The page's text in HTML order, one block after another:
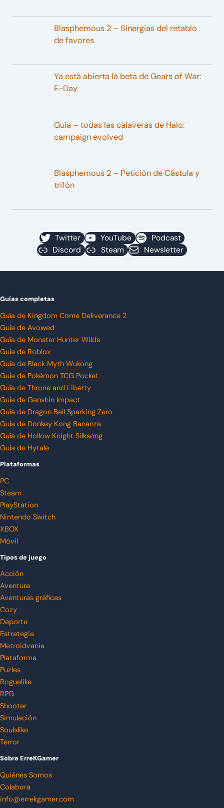
Blasphemous 2 – Sinergias del retablo
de favores
Ya está abierta la beta de Gears of War:
E-Day
Guía – todas las calaveras de Halo:
campaign evolved
Blasphemous 2 – Petición de Cástula y
trifón
Twitter YouTube
Podcast
Discord
Steam Newsletter
Guías completas
Guía de Kingdom Come Deliverance 2
Guía de Avowed
Guía de Monster Hunter Wilds
Guía de Roblox
Guía de Black Myth Wukong
Guía de Pokémon TCG Pocket
Guía de Throne and Liberty
Guía de Genshin Impact
Guía de Dragon Ball Sparking Zero
Guía de Donkey Kong Bananza
Guía de Hollow Knight Silksong
Guía de Hytale
Plataformas
PC
Steam
PlayStation
Nintendo Switch
XBOX
Móvil
Tipos de juego
Acción
Aventura
Aventuras gráficas
Cozy
Deporte
Estrategia
Metroidvania
Plataforma
Puzles
Roguelike
RPG
Shooter
Simulación
Soulslike
Terror
Sobre ErreKGamer
Quiénes Somos
Colabora
info@errekgamer.com